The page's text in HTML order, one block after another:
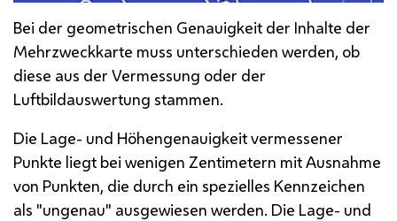
Bei der geometrischen Genauigkeit der Inhalte der
Mehrzweckkarte muss unterschieden werden, ob
diese aus der Vermessung oder der
Luftbildauswertung stammen.
Die Lage- und Höhengenauigkeit vermessener
Punkte liegt bei wenigen Zentimetern mit Ausnahme
von Punkten, die durch ein spezielles Kennzeichen
als "ungenau" ausgewiesen werden. Die Lage- und